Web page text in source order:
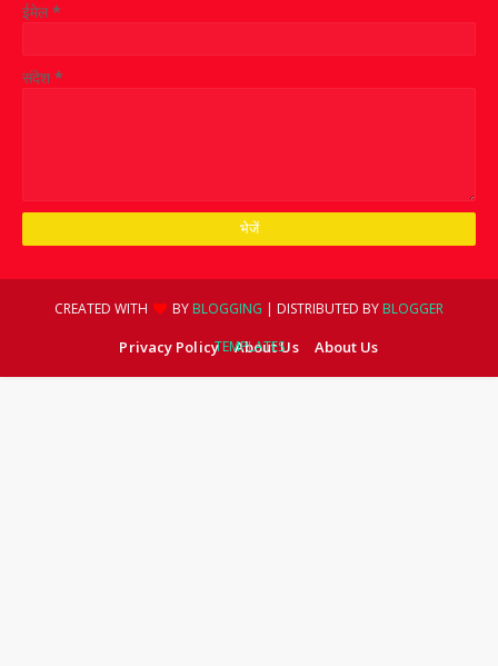
ईमेल*
संदेश *
CREATED WITH BY BLOGGING | DISTRIBUTED BY BLOGGER
TEMPLATES
Privacy Policy About Us About Us